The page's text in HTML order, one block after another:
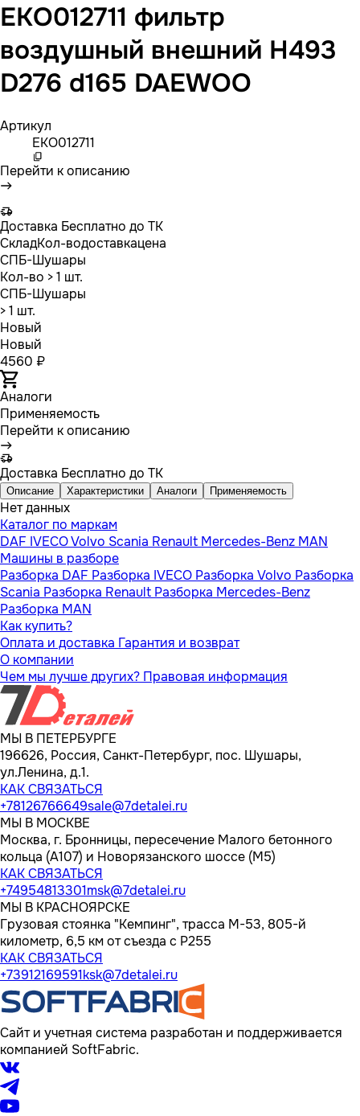
EKO012711 фильтр
воздушный внешний H493
D276 d165 DAEWOO
Артикул
EKO012711
Перейти к описанию
Доставка Бесплатно до ТК
СкладКол-водоставкацена
СПБ-Шушары
Кол-во > 1 шт.
СПБ-Шушары
> 1 шт.
Новый
Новый
4560 ₽
Аналоги
Применяемость
Перейти к описанию
Доставка Бесплатно до ТК
Описание Характеристики Аналоги Применяемость
Нет данных
Каталог по маркам
DAF IVECOVolvo Scania Renault Mercedes-Benz MAN
Машины в разборе
Разборка DAF Разборка IVECO Разборка Volvo Разборка
Scania Разборка Renault Разборка Mercedes-Benz
Разборка MAN
Как купить?
Оплата и доставка Гарантия и возврат
О компании
Чем мы лучше других? Правовая информация
МЫ В ПЕТЕРБУРГЕ
196626, Россия, Санкт-Петербург, пос. Шушары,
ул.Ленина, д.1.
КАК СВЯЗАТЬСЯ
+78126766649sale@7detalei.ru
МЫ В МОСКВЕ
Москва, г. Бронницы, пересечение Малого бетонного
кольца (А107) и Новорязанского шоссе (М5)
КАК СВЯЗАТЬСЯ
+74954813301msk@7detalei.ru
МЫ В КРАСНОЯРСКЕ
Грузовая стоянка "Кемпинг", трасса M-53, 805-й
километр, 6,5 км от съезда с Р255
КАК СВЯЗАТЬСЯ
+73912169591ksk@7detalei.ru
Сайт и учетная система разработан и поддерживается
компанией SoftFabric.